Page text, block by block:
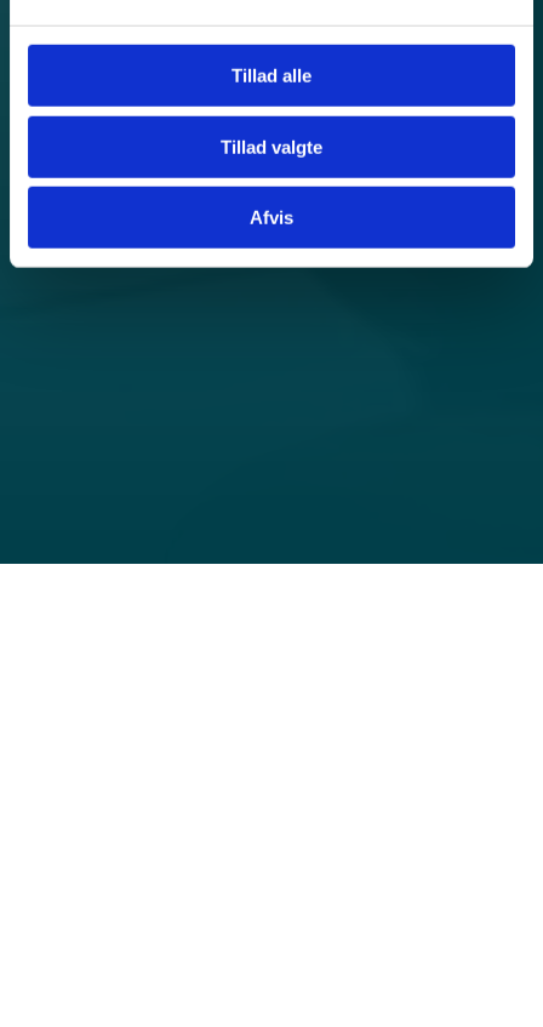
Tillad alle
Tillad valgte
Afvis